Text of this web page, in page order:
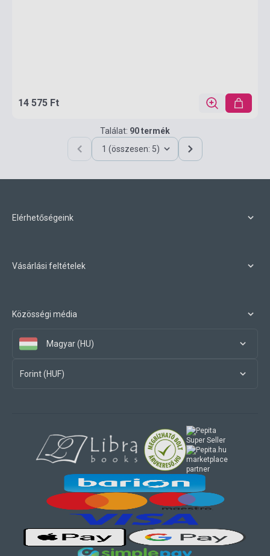
14 575 Ft
Találat: 90 termék
1 (összesen: 5)
Elérhetőségeink
Vásárlási feltételek
Közösségi média
Magyar (HU)
Forint (HUF)
marketplace
partner